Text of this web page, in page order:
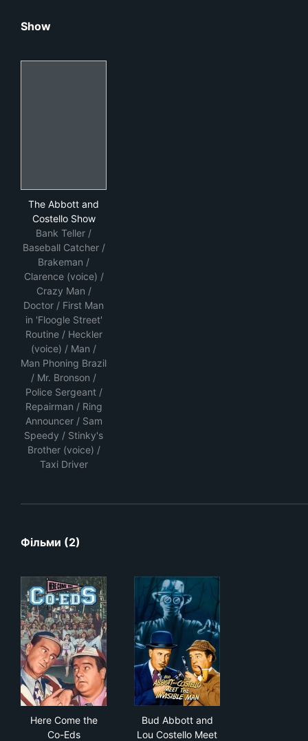
Show
The Abbott and
Costello Show
Bank Teller /
Baseball Catcher /
Brakeman /
Clarence (voice) /
Crazy Man /
Doctor / First Man
in 'Floogle Street'
Routine / Heckler
(voice) / Man /
Man Phoning Brazil
/ Mr. Bronson /
Police Sergeant /
Repairman / Ring
Announcer / Sam
Speedy / Stinky's
Brother (voice) /
Taxi Driver
Фільми (2)
Here Come the
Co-Eds
Bud Abbott and
Lou Costello Meet